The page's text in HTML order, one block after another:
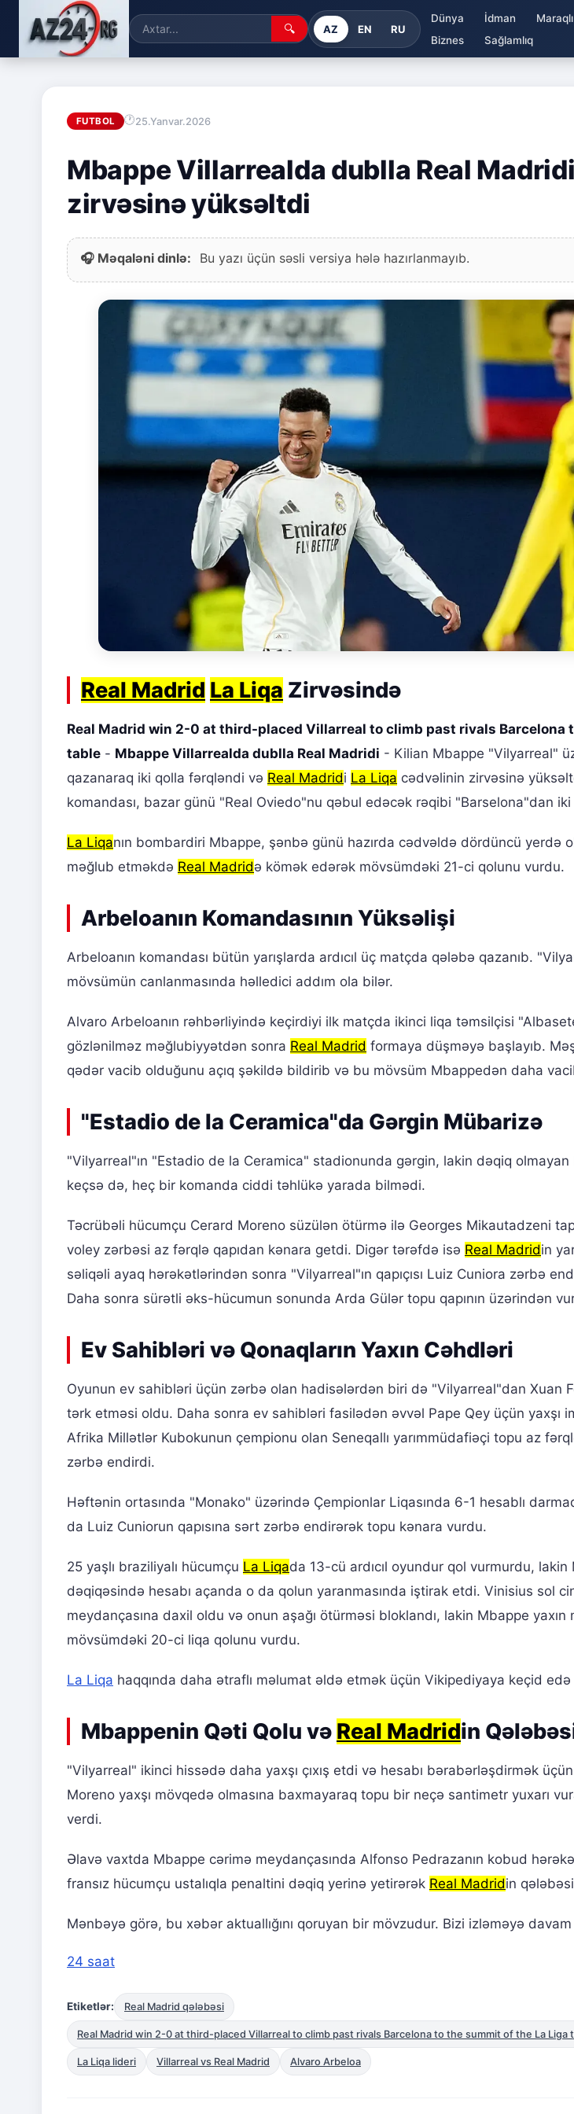
🔍 AZ EN RU
Dünya İdman Maraqlı
Biznes
Sağlamlıq
FUTBOL 25.Yanvar.2026
Mbappe Villarrealda dublla Real Madridi
zirvəsinə yüksəltdi
🎧 Məqaləni dinlə: Bu yazı üçün səsli versiya hələ hazırlanmayıb.
Real Madrid La Liqa Zirvəsində
Real Madrid win 2-0 at third-placed Villarreal to climb past rivals Barcelona
table - Mbappe Villarrealda dublla Real Madridi - Kilian Mbappe "Vilyarreal"
qazanaraq iki qolla fərqləndi və Real Madridi La Liqa cədvəlinin zirvəsinə
komandası, bazar günü "Real Oviedo"nu qəbul edəcək rəqibi "Barselona"dan
La Liqanın bombardiri Mbappe, şənbə günü hazırda cədvəldə dördüncü yerdə
məğlub etməkdə Real Madridə kömək edərək mövsümdəki 21-ci qolunu vurdu.
Arbeloanın Komandasının Yüksəlişi
Arbeloanın komandası bütün yarışlarda ardıcıl üç matçda qələbə qazanıb.
mövsümün canlanmasında həlledici addım ola bilər.
Alvaro Arbeloanın rəhbərliyində keçirdiyi ilk matçda ikinci liqa təmsilçisi
gözlənilməz məğlubiyyətdən sonra Real Madrid formaya düşməyə başlayıb.
qədər vacib olduğunu açıq şəkildə bildirib və bu mövsüm Mbappedən daha
"Estadio de la Ceramica"da Gərgin Mübarizə
"Vilyarreal"ın "Estadio de la Ceramica" stadionunda gərgin, lakin dəqiq olmayan
keçsə də, heç bir komanda ciddi təhlükə yarada bilmədi.
Təcrübəli hücumçu Cerard Moreno süzülən ötürmə ilə Georges Mikautadzeni
voley zərbəsi az fərqlə qapıdan kənara getdi. Digər tərəfdə isə Real Madridin
səliqəli ayaq hərəkətlərindən sonra "Vilyarreal"ın qapıçısı Luiz Cuniora zərbə
Daha sonra sürətli əks-hücumun sonunda Arda Gülər topu qapının üzərindən
Ev Sahibləri və Qonaqların Yaxın Cəhdləri
Oyunun ev sahibləri üçün zərbə olan hadisələrdən biri də "Vilyarreal"dan Xuan
tərk etməsi oldu. Daha sonra ev sahibləri fasilədən əvvəl Pape Qey üçün yaxşı
Afrika Millətlər Kubokunun çempionu olan Seneqallı yarımmüdafiəçi topu az
zərbə endirdi.
Həftənin ortasında "Monako" üzərində Çempionlar Liqasında 6-1 hesablı
da Luiz Cuniorun qapısına sərt zərbə endirərək topu kənara vurdu.
25 yaşlı braziliyalı hücumçu La Liqada 13-cü ardıcıl oyundur qol vurmurdu,
dəqiqəsində hesabı açanda o da qolun yaranmasında iştirak etdi. Vinisius sol
meydançasına daxil oldu və onun aşağı ötürməsi bloklandı, lakin Mbappe
mövsümdəki 20-ci liqa qolunu vurdu.
La Liqa haqqında daha ətraflı məlumat əldə etmək üçün Vikipediyaya keçid
Mbappenin Qəti Qolu və Real Madridin
"Vilyarreal" ikinci hissədə daha yaxşı çıxış etdi və hesabı bərabərləşdirmək
Moreno yaxşı mövqedə olmasına baxmayaraq topu bir neçə santimetr yuxarı
verdi.
Əlavə vaxtda Mbappe cərimə meydançasında Alfonso Pedrazanın kobud
fransız hücumçu ustalıqla penaltini dəqiq yerinə yetirərək Real Madridin
Mənbəyə görə, bu xəbər aktuallığını qoruyan bir mövzudur. Bizi izləməyə
24 saat
Etiketlər: Real Madrid qələbəsi
Real Madrid win 2-0 at third-placed Villarreal to climb past rivals Barcelona to the summit of the La Liga
La Liqa lideri Villarreal vs Real Madrid Alvaro Arbeloa